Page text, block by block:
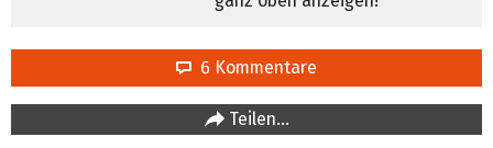
6 Kommentare
Teilen…